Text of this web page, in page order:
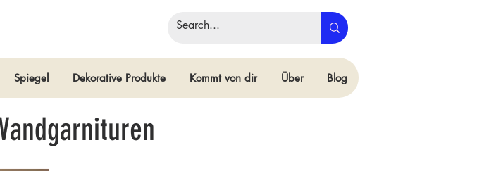
Spiegel Dekorative Produkte Kommt von dir Über Blog